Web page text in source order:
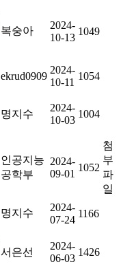
복숭아
2024-
10-13
1049
ekrud0909
2024-
10-11
1054
명지수
2024-
10-03
1004
인공지능
공학부
2024-
09-01
1052
첨
부
파
일
명지수
2024-
07-24
1166
서은선
2024-
06-03
1426